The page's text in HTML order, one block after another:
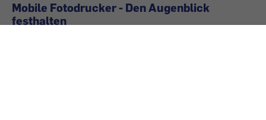
Mobile Fotodrucker - Den Augenblick
festhalten